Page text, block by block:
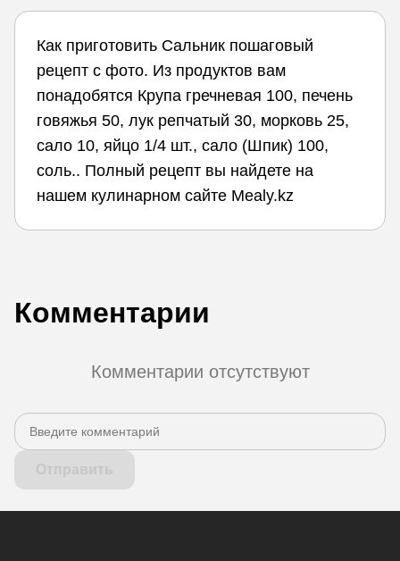
Как приготовить Сальник пошаговый
рецепт с фото. Из продуктов вам
понадобятся Крупа гречневая 100, печень
говяжья 50, лук репчатый 30, морковь 25,
сало 10, яйцо 1/4 шт., сало (Шпик) 100,
соль.. Полный рецепт вы найдете на
нашем кулинарном сайте Mealy.kz
Комментарии
Комментарии отсутствуют